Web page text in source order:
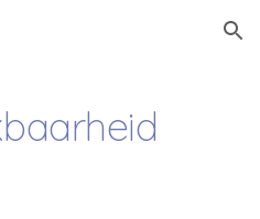
Skip to navigation